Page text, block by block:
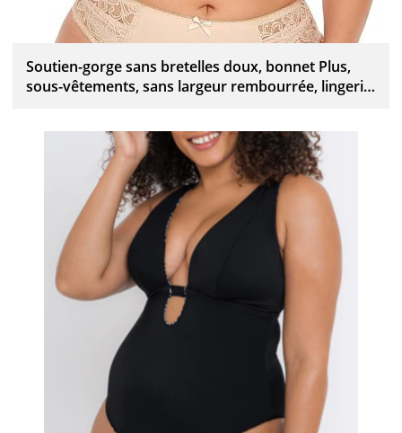
Soutien-gorge sans bretelles doux, bonnet Plus,
sous-vêtements, sans largeur rembourrée, lingerie